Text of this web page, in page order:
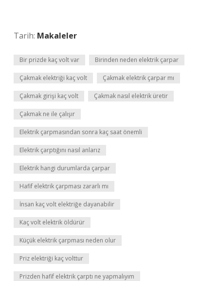
Tarih: Makaleler
Bir prizde kaç volt var Birinden neden elektrik çarpar
Çakmak elektriği kaç volt Çakmak elektrik çarpar mı
Çakmak girişi kaç volt Çakmak nasıl elektrik üretir
Çakmak ne ile çalışır
Elektrik çarpmasından sonra kaç saat önemli
Elektrik çarptığını nasıl anlarız
Elektrik hangi durumlarda çarpar
Hafif elektrik çarpması zararlı mı
İnsan kaç volt elektriğe dayanabilir
Kaç volt elektrik öldürür
Küçük elektrik çarpması neden olur
Priz elektriği kaç volttur
Prizden hafif elektrik çarptı ne yapmalıyım